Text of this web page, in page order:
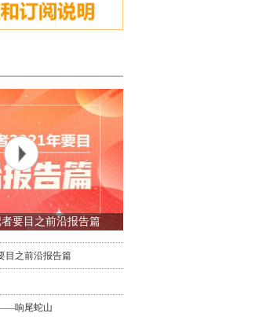
者要目之前沿报告篇
目之前沿报告篇
响尾蛇山